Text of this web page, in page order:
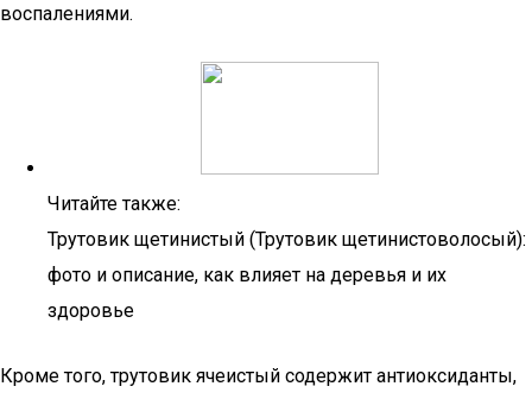
воспалениями.
Читайте также:
Трутовик щетинистый (Трутовик щетинистоволосый):
фото и описание, как влияет на деревья и их
здоровье
Кроме того, трутовик ячеистый содержит антиоксиданты,